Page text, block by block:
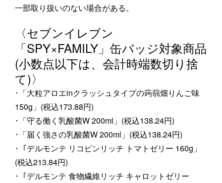
一部取り扱いのない場合がある。
〈セブンイレブン
「SPY×FAMILY」缶バッジ対象商品
(小数点以下は、会計時端数切り捨
て)〉
･「大粒アロエinクラッシュタイプの蒟蒻畑りんご味
150g」(税込173.88円)
･「守る働く乳酸菌W 200ml」(税込138.24円)
･「届く強さの乳酸菌W 200ml」(税込138.24円)
･「デルモンテ リコピンリッチ トマトゼリー 160g」
(税込213.84円)
･「デルモンテ 食物繊維リッチ キャロットゼリー